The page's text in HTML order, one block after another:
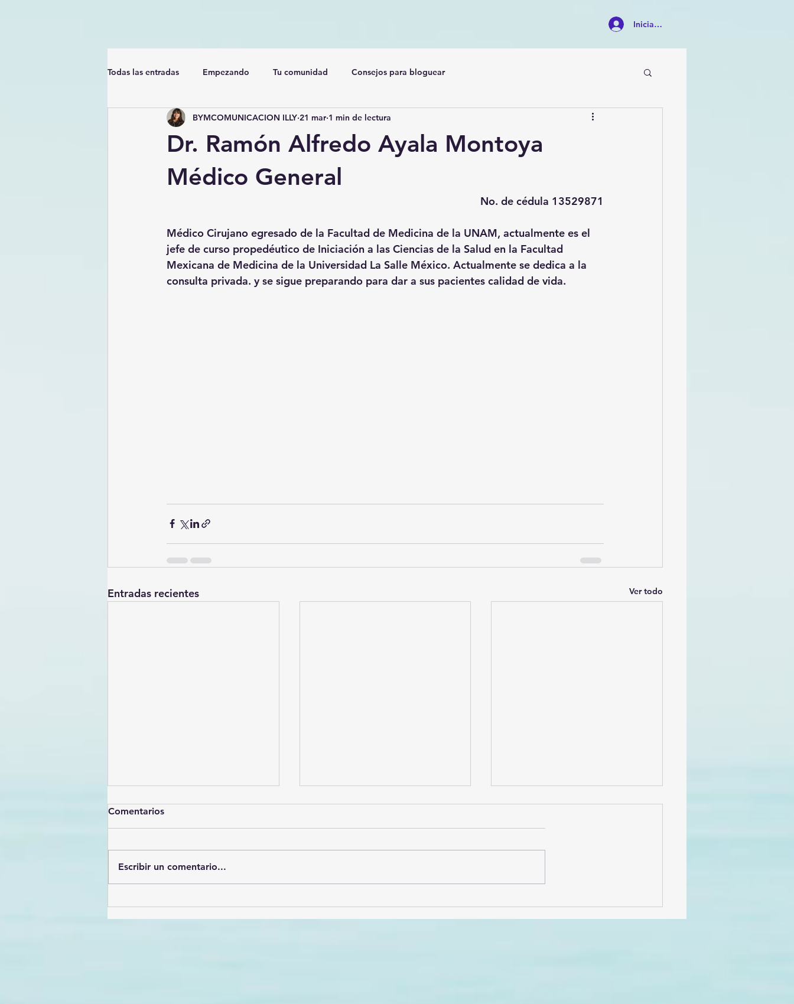
Iniciar sesión
Todas las entradas Empezando Tu comunidad Consejos para bloguear
Dr. Ramón Alfredo Ayala Montoya
Médico General
BYMCOMUNICACION ILLY 21 mar 1 min de lectura
No. de cédula 13529871
Médico Cirujano egresado de la Facultad de Medicina de la UNAM, actualmente es el
jefe de curso propedéutico de Iniciación a las Ciencias de la Salud en la Facultad
Mexicana de Medicina de la Universidad La Salle México. Actualmente se dedica a la
consulta privada. y se sigue preparando para dar a sus pacientes calidad de vida.
Entradas recientes Ver todo
valor incalculable delos
Solís (AlejSol)
sabor, historias y
Comentarios
Escribir un comentario...